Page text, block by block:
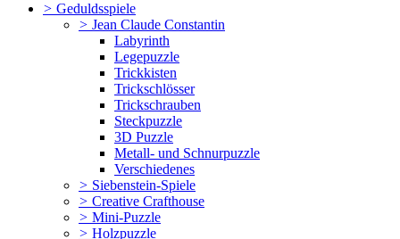
> Geduldsspiele
> Jean Claude Constantin
Labyrinth
Legepuzzle
Trickkisten
Trickschlösser
Trickschrauben
Steckpuzzle
3D Puzzle
Metall- und Schnurpuzzle
Verschiedenes
> Siebenstein-Spiele
> Creative Crafthouse
> Mini-Puzzle
> Holzpuzzle